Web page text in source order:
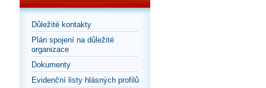
Důležité kontakty
Plán spojení na důležité
organizace
Dokumenty
Evidenční listy hlásných profilů